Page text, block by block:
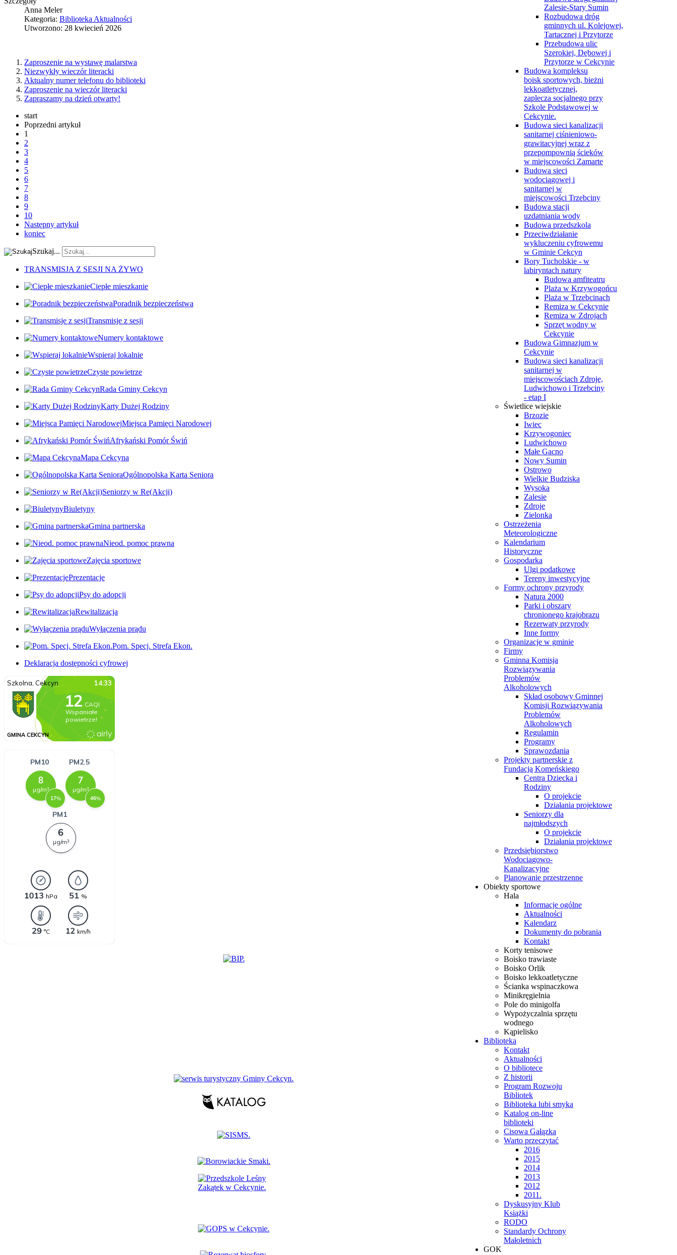
Zalesie-Stary Sumin
Rozbudowa dróg
gminnych ul. Kolejowej,
Tartacznej i Przytorze
Przebudowa ulic
Szerokiej, Dębowej i
Przytorze w Cekcynie
Budowa kompleksu
boisk sportowych, bieżni
lekkoatletycznej,
zaplecza socjalnego przy
Szkole Podstawowej w
Cekcynie.
Budowa sieci kanalizacji
sanitarnej ciśnieniowo-
grawitacyjnej wraz z
przepompownią ścieków
w miejscowości Zamarte
Budowa sieci
wodociągowej i
sanitarnej w
miejscowości Trzebciny
Budowa stacji
uzdatniania wody
Budowa przedszkola
Przeciwdziałanie
wykluczeniu cyfrowemu
w Gminie Cekcyn
Bory Tucholskie - w
labiryntach natury
Budowa amfiteatru
Plaża w Krzywogońcu
Plaża w Trzebcinach
Remiza w Cekcynie
Remiza w Zdrojach
Sprzęt wodny w
Cekcynie
Budowa Gimnazjum w
Cekcynie
Budowa sieci kanalizacji
sanitarnej w
miejscowościach Zdroje,
Ludwichowo i Trzebciny
- etap I
Świetlice wiejskie
Brzozie
Iwiec
Krzywogoniec
Ludwichowo
Małe Gacno
Nowy Sumin
Ostrowo
Wielkie Budziska
Wysoka
Zalesie
Zdroje
Zielonka
Ostrzeżenia
Meteorologiczne
Kalendarium
Historyczne
Gospodarka
Ulgi podatkowe
Tereny inwestycyjne
Formy ochrony przyrody
Natura 2000
Parki i obszary
chronionego krajobrazu
Rezerwaty przyrody
Inne formy
Organizacje w gminie
Firmy
Gminna Komisja
Rozwiązywania
Problemów
Alkoholowych
Skład osobowy Gminnej
Komisji Rozwiązywania
Problemów
Alkoholowych
Regulamin
Programy
Sprawozdania
Projekty partnerskie z
Fundacją Komeńskiego
Centra Dziecka i
Rodziny
O projekcie
Działania projektowe
Seniorzy dla
najmłodszych
O projekcie
Działania projektowe
Przedsiębiorstwo
Wodociągowo-
Kanalizacyjne
Planowanie przestrzenne
Obiekty sportowe
Hala
Informacje ogólne
Aktualności
Kalendarz
Dokumenty do pobrania
Kontakt
Korty tenisowe
Boisko trawiaste
Boisko Orlik
Boisko lekkoatletyczne
Ścianka wspinaczkowa
Minikręgielnia
Pole do minigolfa
Wypożyczalnia sprzętu
wodnego
Kąpielisko
Biblioteka
Kontakt
Aktualności
O bibliotece
Z historii
Program Rozwoju
Bibliotek
Biblioteka lubi smyka
Katalog on-line
biblioteki
Cisowa Gałązka
Warto przeczytać
2016
2015
2014
2013
2012
2011.
Dyskusyjny Klub
Książki
RODO
Standardy Ochrony
Małoletnich
GOK
Anna Meler
Kategoria: Biblioteka Aktualności
Utworzono: 28 kwiecień 2026
Zaproszenie na wystawę malarstwa
Niezwykły wieczór literacki
Aktualny numer telefonu do biblioteki
Zaproszenie na wieczór literacki
Zapraszamy na dzień otwarty!
start
Poprzedni artykuł
1
2
3
4
5
6
7
8
9
10
Następny artykuł
koniec
Szukaj...
TRANSMISJA Z SESJI NA ŻYWO
Ciepłe mieszkanie
Poradnik bezpieczeństwa
Transmisje z sesji
Numery kontaktowe
Wspieraj lokalnie
Czyste powietrze
Rada Gminy Cekcyn
Karty Dużej Rodziny
Miejsca Pamięci Narodowej
Afrykański Pomór Świń
Mapa Cekcyna
Ogólnopolska Karta Seniora
Seniorzy w Re(Akcji)
Biuletyny
Gmina partnerska
Nieod. pomoc prawna
Zajęcia sportowe
Prezentacje
Psy do adopcji
Rewitalizacja
Wyłączenia prądu
Pom. Specj. Strefa Ekon.
Deklaracja dostępności cyfrowej